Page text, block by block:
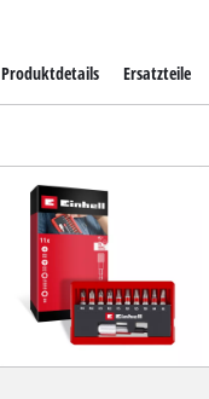
Produktdetails Ersatzteile